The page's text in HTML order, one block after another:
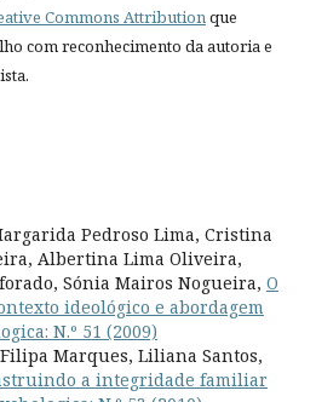
Commons Attributionque
com reconhecimento da autoria e
Pedroso Lima, Cristina
Albertina Lima Oliveira,
Sónia Mairos Nogueira, O
ideológico e abordagem
N.º 51 (2009)
Marques, Liliana Santos,
a integridade familiar